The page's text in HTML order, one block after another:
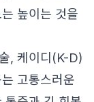
높이는 것을
, 케이디(K-D)
고통스러운